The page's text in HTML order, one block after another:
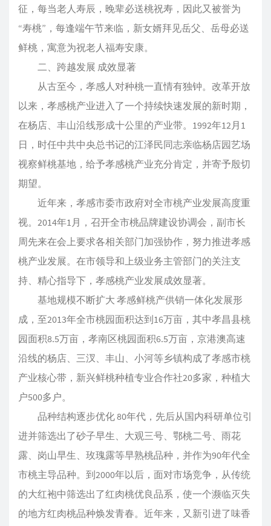
征，每当老人寿辰，晚辈必送桃祝寿，因此又被誉为
“寿桃”，每逢端午节来临，新女婿拜见岳父、岳母必送
鲜桃，寓意为祝老人福寿安康。
二、跨越发展 成效显著
从古至今，孝感人对种桃一直情有独钟。改革开放
以来，孝感桃产业进入了一个持续快速发展的新时期，
在杨店、丰山沿线形成十公里的产业带。1992年12月1
日，时任中共中央总书记的江泽民同志亲临杨店园艺场
视察鲜桃基地，给予孝感桃产业充分肯定，并寄予殷切
期望。
近年来，孝感市委市政府对全市桃产业发展高度重
视。2014年1月，召开全市桃品牌建设协调会，副市长
周先来在会上要求各相关部门加强协作，努力推进孝感
桃产业发展。在市领导和上级业务主管部门的关注支
持、精心指导下，孝感桃产业发展成效显著。
基地规模不断扩大 孝感鲜桃产供销一体化发展形
成，至2013年全市桃园面积达到16万亩，其中孝昌县桃
园面积8.5万亩，孝南区桃园面积6.5万亩，京港澳高速
沿线的杨店、三汊、丰山、小河等乡镇构成了孝感市桃
产业核心带，新兴鲜桃种植专业合作社20多家，种植大
户500多户。
品种结构逐步优化 80年代，先后从国内科研单位引
进并筛选出了砂子早生、大观三号、鄂桃二号、雨花
露、岗山早生、玫瑰露等早熟桃品种，并作为90年代全
市桃主导品种。到2000年以后，面对市场竞争，从传统
的大红袍中筛选出了红肉桃优良品系，使一个濒临灭失
的地方红肉桃品种焕发青春。近年来，又新引进了味香